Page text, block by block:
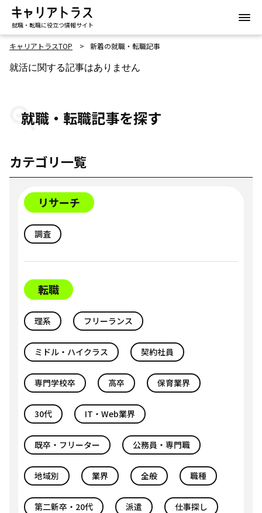
就職・転職に役立つ情報サイト
キャリアトラスTOP 新着の就職・転職記事
就活に関する記事はありません
就職・転職記事を探す
カテゴリ一覧
リサーチ
調査
転職
理系 フリーランス
ミドル・ハイクラス 契約社員
専門学校卒 高卒 保育業界
30代 IT・Web業界
既卒・フリーター 公務員・専門職
地域別 業界 全般 職種
第二新卒・20代 派遣 仕事探し